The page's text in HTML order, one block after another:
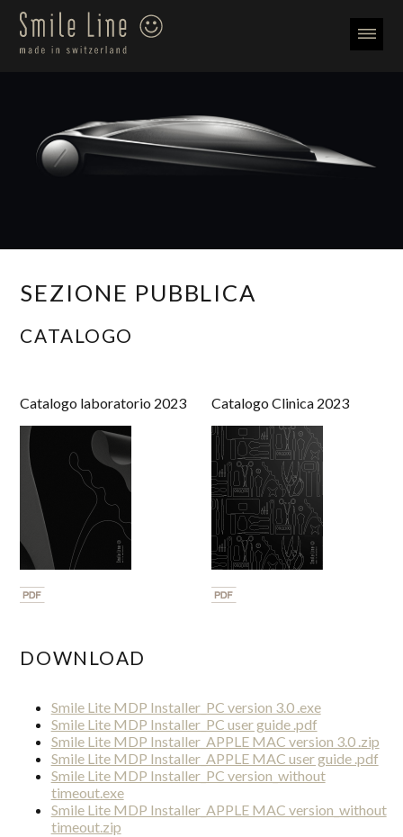
SEZIONE PUBBLICA
CATALOGO
Catalogo laboratorio 2023 Catalogo Clinica 2023
DOWNLOAD
Smile Lite MDP Installer_PC version 3.0 .exe
Smile Lite MDP Installer_PC user guide .pdf
Smile Lite MDP Installer_APPLE MAC version 3.0 .zip
Smile Lite MDP Installer_APPLE MAC user guide .pdf
Smile Lite MDP Installer_PC version_without
timeout.exe
Smile Lite MDP Installer_APPLE MAC version_without
timeout.zip